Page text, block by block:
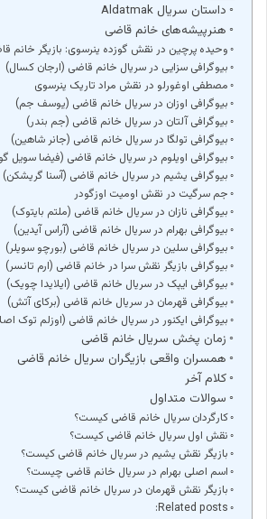
داستان سریال Aldatmak
هنرپیشه‌های خانم قاضی
وحیده پرچین در نقش گوزده ینرسوی: بازیگر خانم
بیوگرافی سزایی در سریال خانم قاضی (ارجان کسال)
مصطفی اوغورلو در نقش مراد تاریک ینرسوی
بیوگرافی اوزان در سریال خانم قاضی (یوسف جم)
بیوگرافی آلتان در سریال خانم قاضی (جم بندر)
بیوگرافی تولگا در سریال خانم قاضی (جانر شاهین)
بیوگرافی اویلوم در سریال خانم قاضی (فیضا سویل
بیوگرافی یشیم در سریال خانم قاضی (آسنا گریشکن)
جم سرگیت در نقش اومیت اوزگودر
بیوگرافی نازان در سریال خانم قاضی (ملتم بایتوک)
بیوگرافی بهرام در سریال خانم قاضی (آراس آیدین)
بیوگرافی سلین در سریال خانم قاضی (بورچو سویلر)
بیوگرافی بازیگر نقش سرا در خانم قاضی (ارم تانسر)
بیوگرافی ایپک در سریال خانم قاضی (ایلایدا چویک)
بیوگرافی قهرمان در سریال خانم قاضی (برکای آتش)
بیوگرافی ایکنور در سریال خانم قاضی (اوزلم توک
زمان پخش سریال خانم قاضی
همسران واقعی بازیگران سریال خانم قاضی
کلام آخر
سوالات متداول
کارگردان سریال خانم قاضی کیست؟
نقش اول سریال خانم قاضی کیست؟
بازیگر نقش یشیم در سریال خانم قاضی کیست؟
اسم اصلی بهرام در سریال خانم قاضی چیست؟
بازیگر نقش قهرمان در سریال خانم قاضی کیست؟
Related posts: